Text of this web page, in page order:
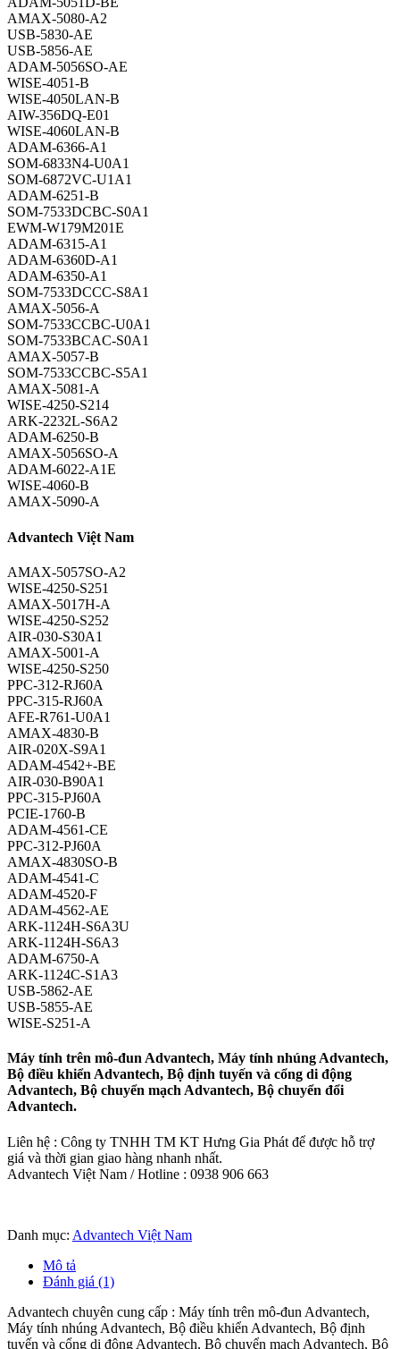
AMAX-5080-A2
USB-5830-AE
USB-5856-AE
ADAM-5056SO-AE
WISE-4051-B
WISE-4050LAN-B
AIW-356DQ-E01
WISE-4060LAN-B
ADAM-6366-A1
SOM-6833N4-U0A1
SOM-6872VC-U1A1
ADAM-6251-B
SOM-7533DCBC-S0A1
EWM-W179M201E
ADAM-6315-A1
ADAM-6360D-A1
ADAM-6350-A1
SOM-7533DCCC-S8A1
AMAX-5056-A
SOM-7533CCBC-U0A1
SOM-7533BCAC-S0A1
AMAX-5057-B
SOM-7533CCBC-S5A1
AMAX-5081-A
WISE-4250-S214
ARK-2232L-S6A2
ADAM-6250-B
AMAX-5056SO-A
ADAM-6022-A1E
WISE-4060-B
AMAX-5090-A
Advantech Việt Nam
AMAX-5057SO-A2
WISE-4250-S251
AMAX-5017H-A
WISE-4250-S252
AIR-030-S30A1
AMAX-5001-A
WISE-4250-S250
PPC-312-RJ60A
PPC-315-RJ60A
AFE-R761-U0A1
AMAX-4830-B
AIR-020X-S9A1
ADAM-4542+-BE
AIR-030-B90A1
PPC-315-PJ60A
PCIE-1760-B
ADAM-4561-CE
PPC-312-PJ60A
AMAX-4830SO-B
ADAM-4541-C
ADAM-4520-F
ADAM-4562-AE
ARK-1124H-S6A3U
ARK-1124H-S6A3
ADAM-6750-A
ARK-1124C-S1A3
USB-5862-AE
USB-5855-AE
WISE-S251-A
Máy tính trên mô-đun Advantech, Máy tính nhúng Advantech,
Bộ điều khiển Advantech, Bộ định tuyến và cổng di động
Advantech, Bộ chuyển mạch Advantech, Bộ chuyển đổi
Advantech.
Liên hệ : Công ty TNHH TM KT Hưng Gia Phát để được hỗ trợ
giá và thời gian giao hàng nhanh nhất.
Advantech Việt Nam / Hotline : 0938 906 663
Danh mục: Advantech Việt Nam
Mô tả
Đánh giá (1)
Advantech chuyên cung cấp : Máy tính trên mô-đun Advantech,
Máy tính nhúng Advantech, Bộ điều khiển Advantech, Bộ định
tuyến và cổng di động Advantech, Bộ chuyển mạch Advantech, Bộ